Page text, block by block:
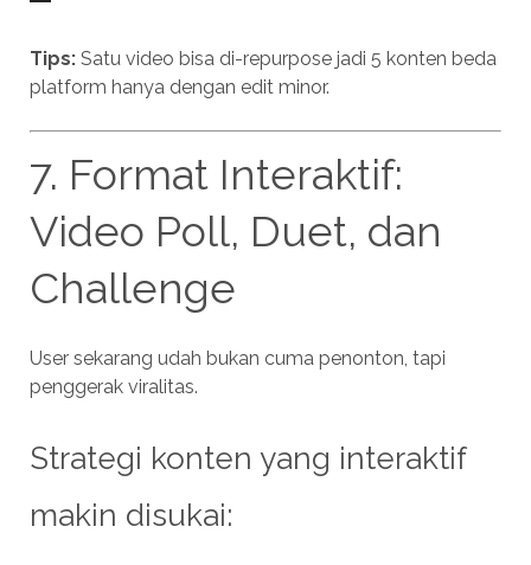
Tips:Satu video bisa di-repurpose jadi 5 konten beda
platform hanya dengan edit minor.
7. Format Interaktif:
Video Poll, Duet, dan
Challenge
User sekarang udah bukan cuma penonton, tapi
penggerak viralitas.
Strategi konten yang interaktif
makin disukai: